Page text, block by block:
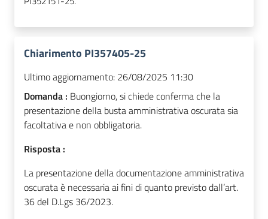
Chiarimento PI357405-25
Ultimo aggiornamento: 26/08/2025 11:30
Domanda : Buongiorno, si chiede conferma che la
presentazione della busta amministrativa oscurata sia
facoltativa e non obbligatoria.
Risposta :
La presentazione della documentazione amministrativa
oscurata è necessaria ai fini di quanto previsto dall’art.
36 del D.Lgs 36/2023.